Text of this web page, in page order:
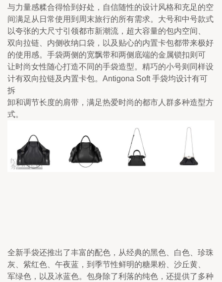
与力量感糅合得恰到好处，自信随性的设计风格和充足的空
间满足从日常使用到周末旅行的所有需求。大号和中号款式
以夸张的大尺寸引领都市新潮流，超大容量的包内空间、
双向拉链、内侧收纳口袋，以及贴心的内置卡包都带来极好
的使用感。手袋两侧的宽飘带和两侧底端的金属锁扣则可
让时尚女性随心打造不同的手袋造型。精巧的小号则同样设
计有双向拉链及内置卡包。Antigona Soft 手袋均设计有可
拆
卸和调节长度的肩带，满足热爱时尚的都市人群多种造型方
式。
全新手袋还推出了丰富的配色，从经典的黑色、白色、珍珠
灰、紫红色、午夜蓝，到季节性鲜明的糖果粉、沙丘黄、
军绿色，以及冰蓝色。包身除了利落的纯色，还提供了多种